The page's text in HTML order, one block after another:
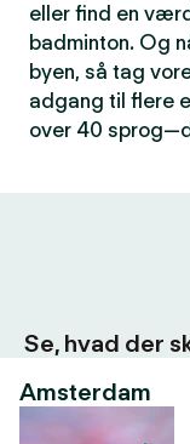
eller find en
badminton. Og
byen, så tag
adgang til flere
over 40
Se, hvad der
Amsterdam